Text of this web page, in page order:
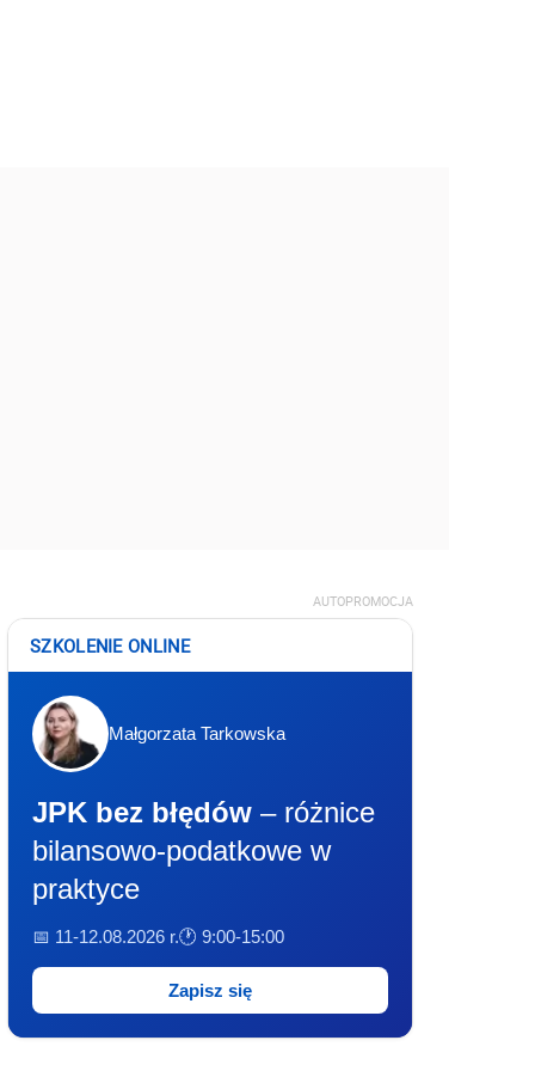
AUTOPROMOCJA
SZKOLENIE ONLINE
Małgorzata Tarkowska
JPK bez błędów – różnice
bilansowo-podatkowe w
praktyce
📅 11-12.08.2026 r.🕐 9:00-15:00
Zapisz się